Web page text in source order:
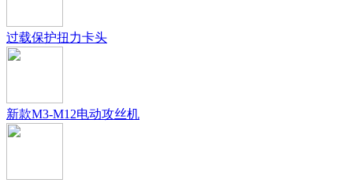
过载保护扭力卡头
新款M3-M12电动攻丝机